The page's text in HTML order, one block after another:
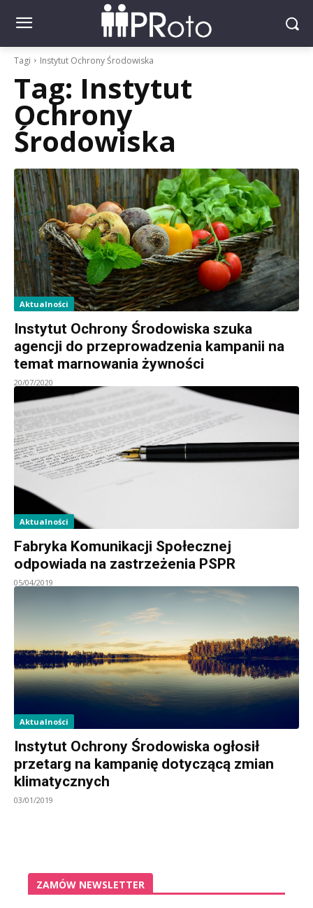
Tagi Instytut Ochrony Środowiska
Tag: Instytut
Ochrony
Środowiska
Aktualności
Instytut Ochrony Środowiska szuka
agencji do przeprowadzenia kampanii na
temat marnowania żywności
20/07/2020
Aktualności
Fabryka Komunikacji Społecznej
odpowiada na zastrzeżenia PSPR
05/04/2019
Aktualności
Instytut Ochrony Środowiska ogłosił
przetarg na kampanię dotyczącą zmian
klimatycznych
03/01/2019
ZAMÓW NEWSLETTER